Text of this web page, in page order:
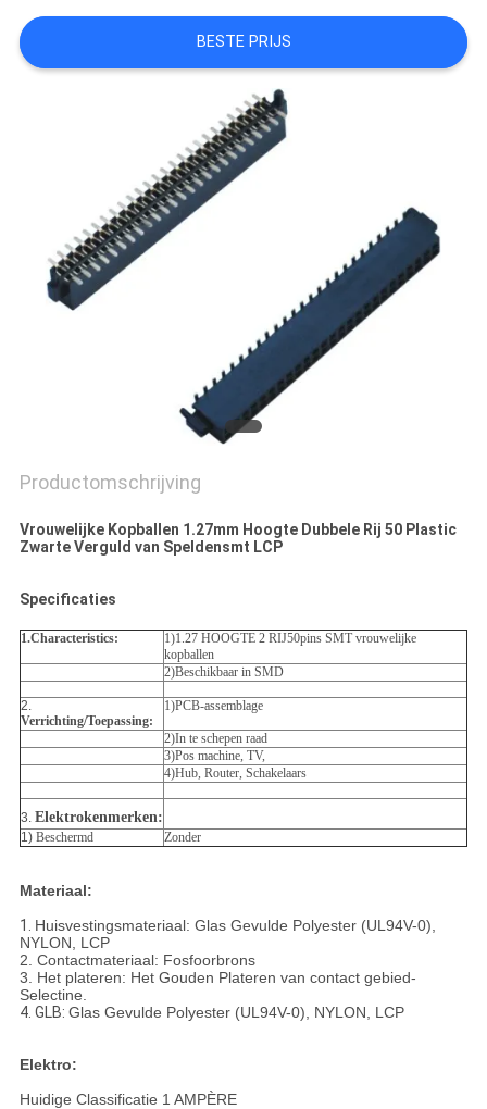
BESTE PRIJS
Productomschrijving
Vrouwelijke Kopballen 1.27mm Hoogte Dubbele Rij 50 Plastic
Zwarte Verguld van Speldensmt LCP
Specificaties
1.Characteristics:
1)1.27 HOOGTE 2 RIJ50pins SMT vrouwelijke
kopballen
2)Beschikbaar in SMD
2.
Verrichting/Toepassing:
1)PCB-assemblage
2)In te schepen raad
3)Pos machine, TV,
4)Hub, Router, Schakelaars
3. Elektrokenmerken:
1) Beschermd Zonder
Materiaal:
1. Huisvestingsmateriaal: Glas Gevulde Polyester (UL94V-0),
NYLON, LCP
2. Contactmateriaal: Fosfoorbrons
3. Het plateren: Het Gouden Plateren van contact gebied-
Selectine.
4. GLB: Glas Gevulde Polyester (UL94V-0), NYLON, LCP
Elektro:
Huidige Classificatie 1 AMPÈRE